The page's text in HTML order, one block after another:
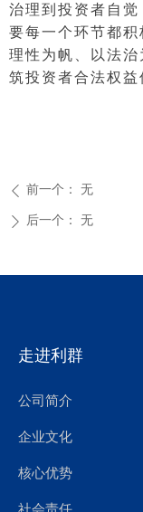
治理到投资者自
要每一个环节都
理性为帆、以法
筑投资者合法权益
ꄴ 前一个： 无
ꄲ 后一个： 无
走进利群
公司简介
企业文化
核心优势